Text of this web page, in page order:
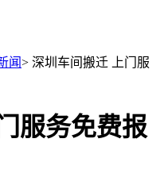
闻> 深圳车间搬迁 上门服
服务免费报